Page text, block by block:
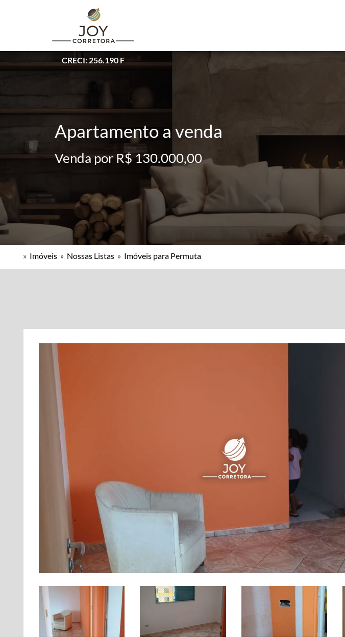
CRECI: 256.190 F
Apartamento a venda
Venda por R$ 130.000,00
» Imóveis » Nossas Listas » Imóveis para Permuta